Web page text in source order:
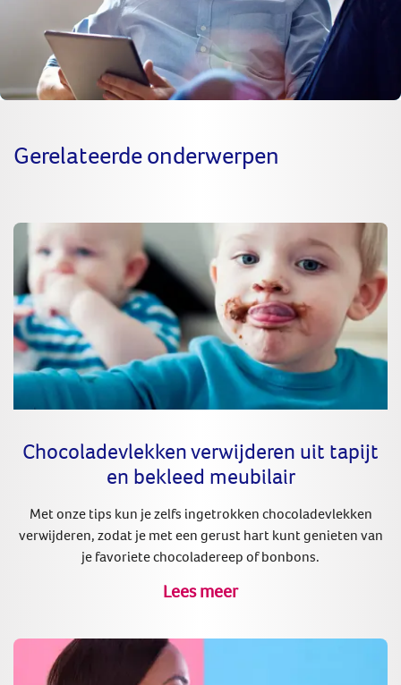
Gerelateerde onderwerpen
Chocoladevlekken verwijderen uit tapijt
en bekleed meubilair
Met onze tips kun je zelfs ingetrokken chocoladevlekken
verwijderen, zodat je met een gerust hart kunt genieten van
je favoriete chocoladereep of bonbons.
Lees meer